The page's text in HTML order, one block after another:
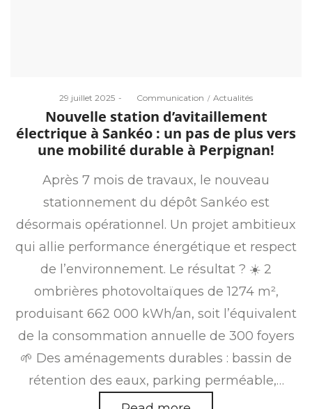
Posted
29 juillet 2025 Communication
Posted
in
Actualités
Nouvelle station d’avitaillement
électrique à Sankéo : un pas de plus vers
une mobilité durable à Perpignan!
Après 7 mois de travaux, le nouveau
stationnement du dépôt Sankéo est
désormais opérationnel. Un projet ambitieux
qui allie performance énergétique et respect
de l’environnement. Le résultat ? ☀️ 2
ombrières photovoltaïques de 1274 m²,
produisant 662 000 kWh/an, soit l’équivalent
de la consommation annuelle de 300 foyers
🌱 Des aménagements durables : bassin de
rétention des eaux, parking perméable,…